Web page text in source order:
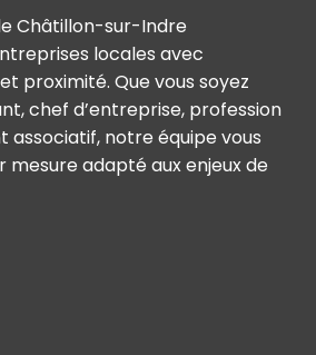
Châtillon-sur-Indre
locales avec
proximité. Que vous soyez
chef d’entreprise, profession
associatif, notre équipe vous
mesure adapté aux enjeux de